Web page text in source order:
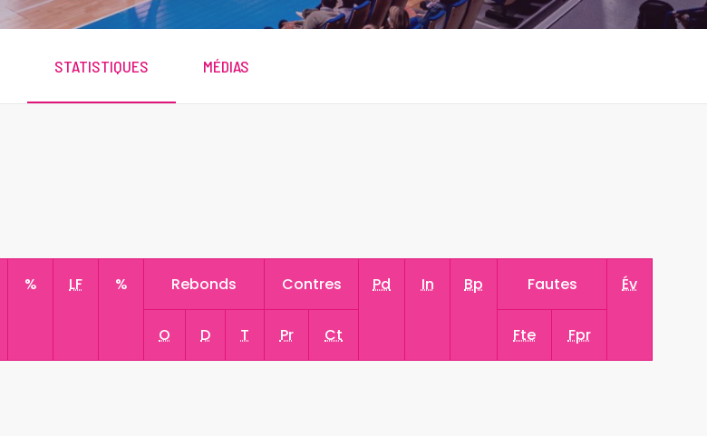
STATISTIQUES MÉDIAS
% LF % Rebonds Contres Pd In Bp Fautes Év
O D T Pr Ct Fte Fpr